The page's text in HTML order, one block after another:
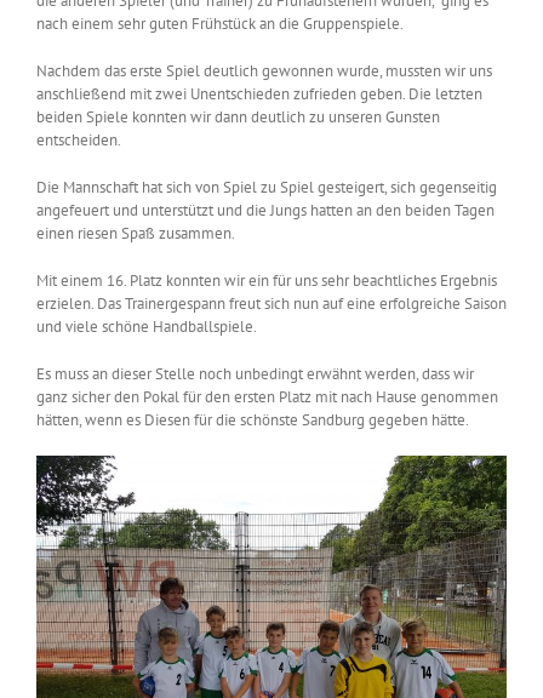
nach einem sehr guten Frühstück an die Gruppenspiele.
Nachdem das erste Spiel deutlich gewonnen wurde, mussten wir uns
anschließend mit zwei Unentschieden zufrieden geben. Die letzten
beiden Spiele konnten wir dann deutlich zu unseren Gunsten
entscheiden.
Die Mannschaft hat sich von Spiel zu Spiel gesteigert, sich gegenseitig
angefeuert und unterstützt und die Jungs hatten an den beiden Tagen
einen riesen Spaß zusammen.
Mit einem 16. Platz konnten wir ein für uns sehr beachtliches Ergebnis
erzielen. Das Trainergespann freut sich nun auf eine erfolgreiche Saison
und viele schöne Handballspiele.
Es muss an dieser Stelle noch unbedingt erwähnt werden, dass wir
ganz sicher den Pokal für den ersten Platz mit nach Hause genommen
hätten, wenn es Diesen für die schönste Sandburg gegeben hätte.